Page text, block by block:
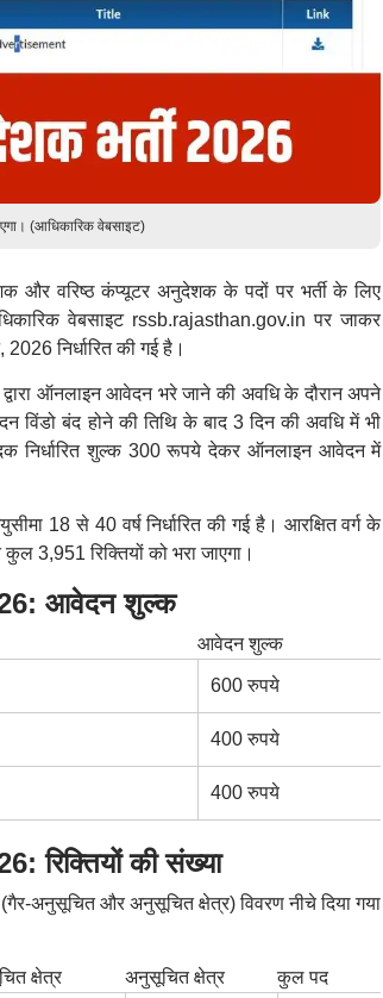
(आधिकारिक वेबसाइट)
और वरिष्ठ कंप्यूटर अनुदेशक के पदों पर भर्ती के लिए
वेबसाइट rssb.rajasthan.gov.in पर जाकर
निर्धारित की गई है।
ऑनलाइन आवेदन भरे जाने की अवधि के दौरान अपने
बंद होने की तिथि के बाद 3 दिन की अवधि में भी
निर्धारित शुल्क 300 रूपये देकर ऑनलाइन आवेदन में
18 से 40 वर्ष निर्धारित की गई है। आरक्षित वर्ग के
3,951 रिक्तियों को भरा जाएगा।
आवेदन शुल्क
आवेदन शुल्क
600 रुपये
400 रुपये
400 रुपये
की संख्या
अनुसूचित और अनुसूचित क्षेत्र) विवरण नीचे दिया गया
क्षेत्र अनुसूचित क्षेत्र कुल पद